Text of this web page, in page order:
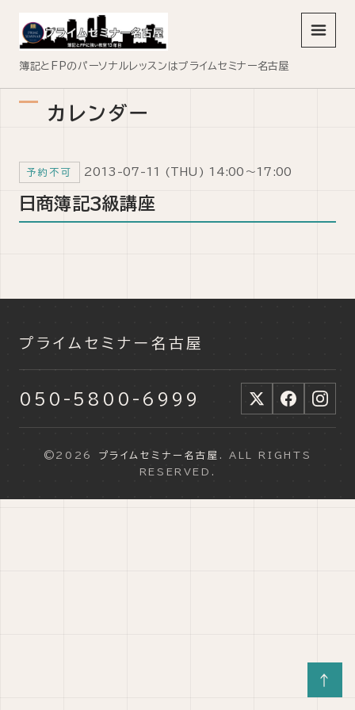
↑
簿記とFPのパーソナルレッスンはプライムセミナー名古屋
メニュ
カレンダー
予約不可 2013-07-11 (THU) 14:00～17:00
日商簿記3級講座
プライムセミナー名古屋
050-5800-6999
©2026 プライムセミナー名古屋
. ALL RIGHTS
RESERVED.